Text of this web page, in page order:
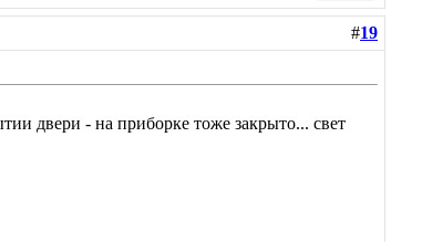
#19
двери - на приборке тоже закрыто... свет